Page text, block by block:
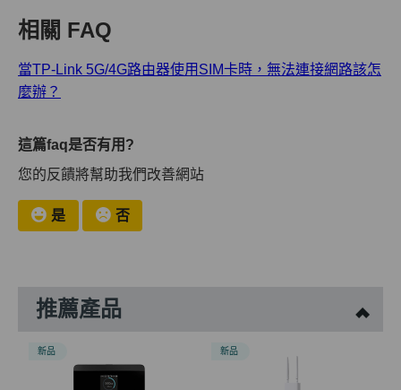
相關 FAQ
當TP-Link 5G/4G路由器使用SIM卡時，無法連接網路該怎
麼辦？
這篇faq是否有用?
您的反饋將幫助我們改善網站
是 否
推薦產品
新品 新品